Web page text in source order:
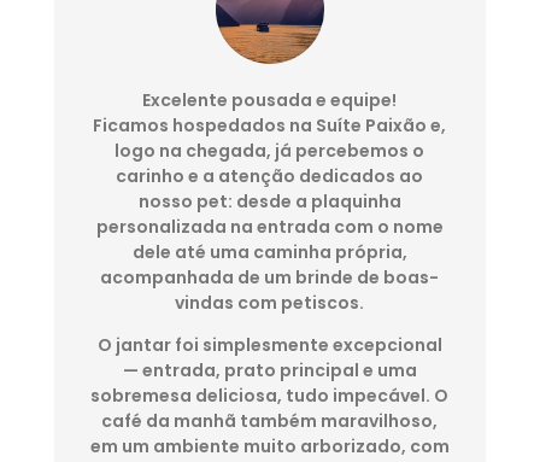
Excelente pousada e equipe!
Ficamos hospedados na Suíte Paixão e,
logo na chegada, já percebemos o
carinho e a atenção dedicados ao
nosso pet: desde a plaquinha
personalizada na entrada com o nome
dele até uma caminha própria,
acompanhada de um brinde de boas-
vindas com petiscos.
O jantar foi simplesmente excepcional
— entrada, prato principal e uma
sobremesa deliciosa, tudo impecável. O
café da manhã também maravilhoso,
em um ambiente muito arborizado, com